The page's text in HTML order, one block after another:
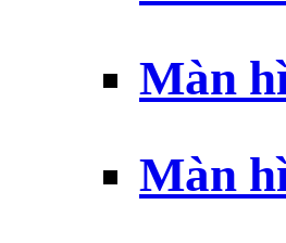
Màn
Màn